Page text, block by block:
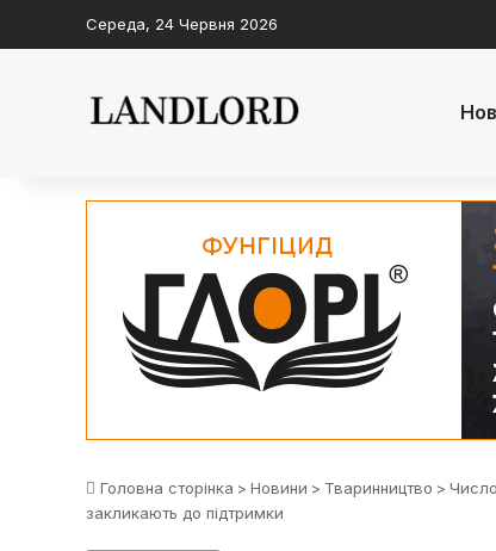
Середа, 24 Червня 2026
Головна сторінка > Новини > Тваринництво >
закликають до підтримки